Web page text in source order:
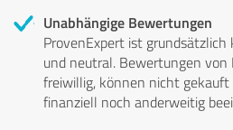
Unabhängige Bewertungen
ProvenExpert ist
und neutral. Bewertungen von
freiwillig, können nicht
finanziell noch anderweitig